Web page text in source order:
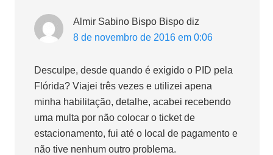
Almir Sabino Bispo Bispo diz
8 de novembro de 2016 em 0:06
Desculpe, desde quando é exigido o PID pela
Flórida? Viajei três vezes e utilizei apena
minha habilitação, detalhe, acabei recebendo
uma multa por não colocar o ticket de
estacionamento, fui até o local de pagamento e
não tive nenhum outro problema.